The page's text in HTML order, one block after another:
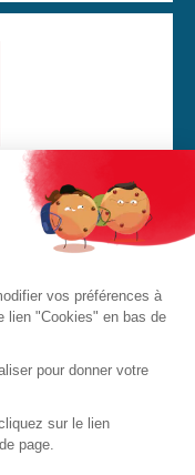
vos préférences à
lien "Cookies" en bas de
pour donner votre
sur le lien
page.
Région Occitanie
de confidentialité
! Dernière mise